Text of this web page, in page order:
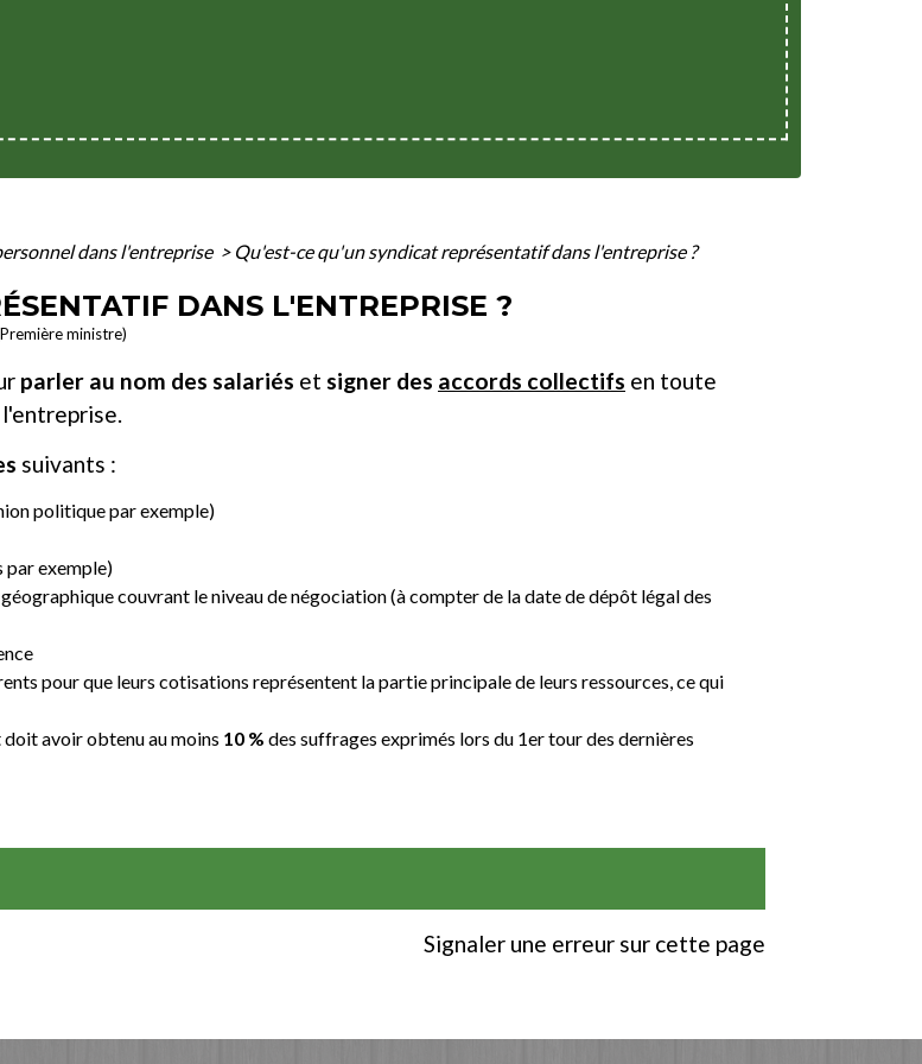
dans l'entreprise > Qu'est-ce qu'un syndicat représentatif dans l'entreprise ?
DANS L'ENTREPRISE ?
ministre)
parler au nom des salariés et signer des accords collectifs en toute
l'entreprise.
suivants :
politique par exemple)
par exemple)
couvrant le niveau de négociation (à compter de la date de dépôt légal des
pour que leurs cotisations représentent la partie principale de leurs ressources, ce qui
avoir obtenu au moins 10 % des suffrages exprimés lors du 1ertour des dernières
Signaler une erreur sur cette page